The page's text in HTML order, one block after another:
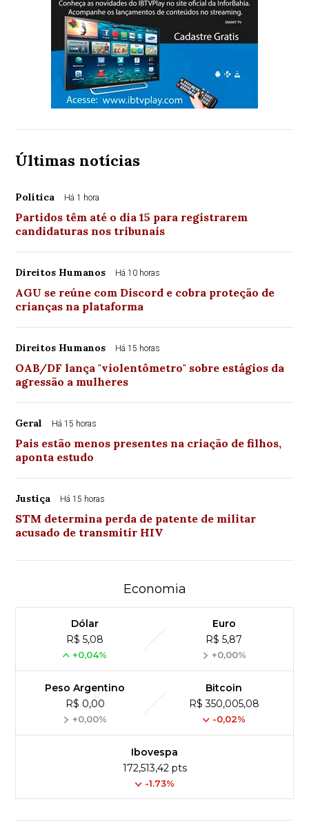
Últimas notícias
Política Há 1 hora
Partidos têm até o dia 15 para registrarem
candidaturas nos tribunais
Direitos Humanos Há 10 horas
AGU se reúne com Discord e cobra proteção de
crianças na plataforma
Direitos Humanos Há 15 horas
OAB/DF lança "violentômetro" sobre estágios da
agressão a mulheres
Geral Há 15 horas
Pais estão menos presentes na criação de filhos,
aponta estudo
Justiça Há 15 horas
STM determina perda de patente de militar
acusado de transmitir HIV
Economia
Dólar
R$ 5,08
+0,04%
Euro
R$ 5,87
+0,00%
Peso Argentino
R$ 0,00
+0,00%
Bitcoin
R$ 350,005,08
-0,02%
Ibovespa
172,513,42 pts
-1.73%